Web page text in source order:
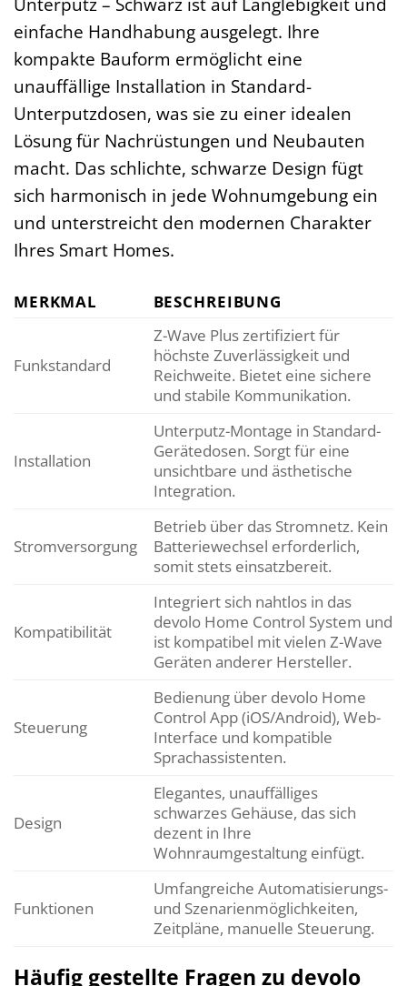
einfache Handhabung ausgelegt. Ihre
kompakte Bauform ermöglicht eine
unauffällige Installation in Standard-
Unterputzdosen, was sie zu einer idealen
Lösung für Nachrüstungen und Neubauten
macht. Das schlichte, schwarze Design fügt
sich harmonisch in jede Wohnumgebung ein
und unterstreicht den modernen Charakter
Ihres Smart Homes.
MERKMAL BESCHREIBUNG
Funkstandard
Z-Wave Plus zertifiziert für
höchste Zuverlässigkeit und
Reichweite. Bietet eine sichere
und stabile Kommunikation.
Installation
Unterputz-Montage in Standard-
Gerätedosen. Sorgt für eine
unsichtbare und ästhetische
Integration.
Stromversorgung
Betrieb über das Stromnetz. Kein
Batteriewechsel erforderlich,
somit stets einsatzbereit.
Kompatibilität
Integriert sich nahtlos in das
devolo Home Control System und
ist kompatibel mit vielen Z-Wave
Geräten anderer Hersteller.
Steuerung
Bedienung über devolo Home
Control App (iOS/Android), Web-
Interface und kompatible
Sprachassistenten.
Design
Elegantes, unauffälliges
schwarzes Gehäuse, das sich
dezent in Ihre
Wohnraumgestaltung einfügt.
Funktionen
Umfangreiche Automatisierungs-
und Szenarienmöglichkeiten,
Zeitpläne, manuelle Steuerung.
Häufig gestellte Fragen zu devolo